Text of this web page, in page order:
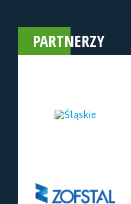
PARTNERZY